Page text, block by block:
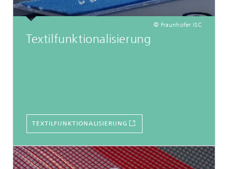
© Fraunhofer ISC
Textilfunktionalisierung
TEXTILFUNKTIONALISIERUNG